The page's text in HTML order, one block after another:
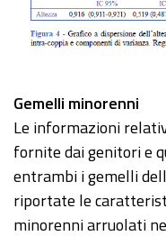
Gemelli minorenni
Le informazioni
fornite dai genitori e
entrambi i gemelli
riportate le
minorenni arruolati